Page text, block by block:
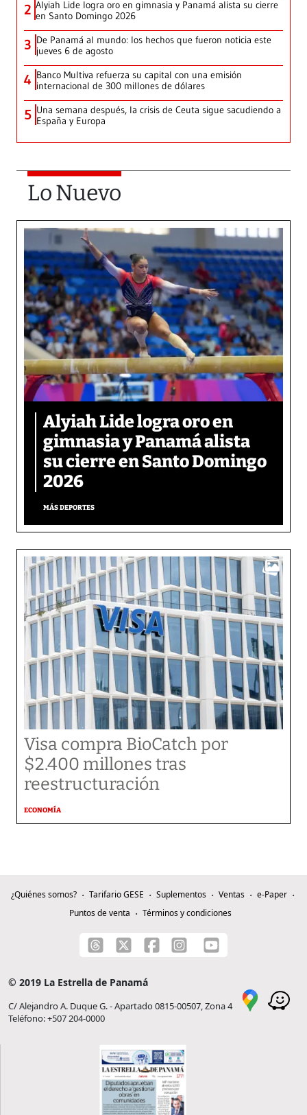
2 Alyiah Lide logra oro en gimnasia y Panamá alista su cierre
en Santo Domingo 2026
3 De Panamá al mundo: los hechos que fueron noticia este
jueves 6 de agosto
4 Banco Multiva refuerza su capital con una emisión
internacional de 300 millones de dólares
5 Una semana después, la crisis de Ceuta sigue sacudiendo a
España y Europa
Lo Nuevo
Alyiah Lide logra oro en
gimnasia y Panamá alista
su cierre en Santo Domingo
2026
MÁS DEPORTES
Visa compra BioCatch por
$2.400 millones tras
reestructuración
ECONOMÍA
¿Quiénes somos? Tarifario GESE Suplementos Ventas
e-Paper
Puntos de venta
Términos y condiciones
© 2019 La Estrella de Panamá
C/ Alejandro A. Duque G. - Apartado 0815-00507, Zona 4
Teléfono: +507 204-0000